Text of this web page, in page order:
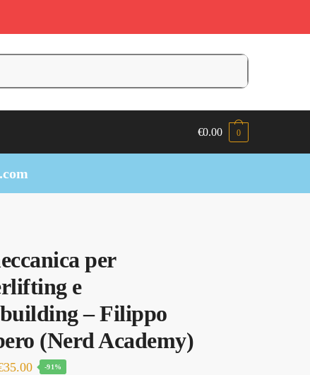
€0.00 0
per
e
– Filippo
(Nerd Academy)
35.00Il
-91%